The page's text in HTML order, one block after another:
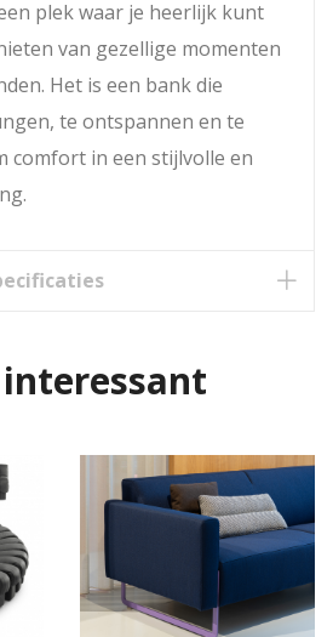
plek waar je heerlijk kunt
van gezellige momenten
Het is een bank die
te ontspannen en te
comfort in een stijlvolle en